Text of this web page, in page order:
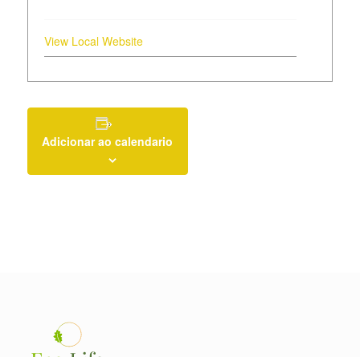
View Local Website
Adicionar ao calendario